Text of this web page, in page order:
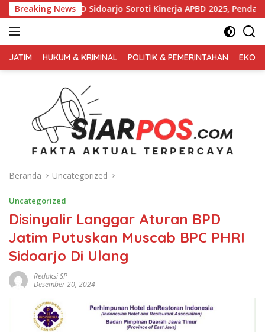
Langsung
ke
konten
Breaking News
Sidoarjo Soroti Kinerja APBD 2025, Pendapatan Lampaui
TERPERCAYA
JATIM HUKUM & KRIMINAL POLITIK & PEMERINTAHAN
Beranda Uncategorized
Uncategorized
Disinyalir Langgar Aturan BPD
Jatim Putuskan Muscab BPC PHRI
Sidoarjo Di Ulang
Redaksi SP
Desember 20, 2024